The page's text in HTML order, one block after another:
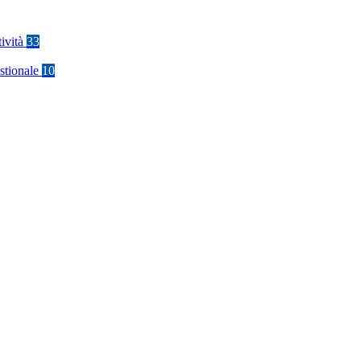
33
10